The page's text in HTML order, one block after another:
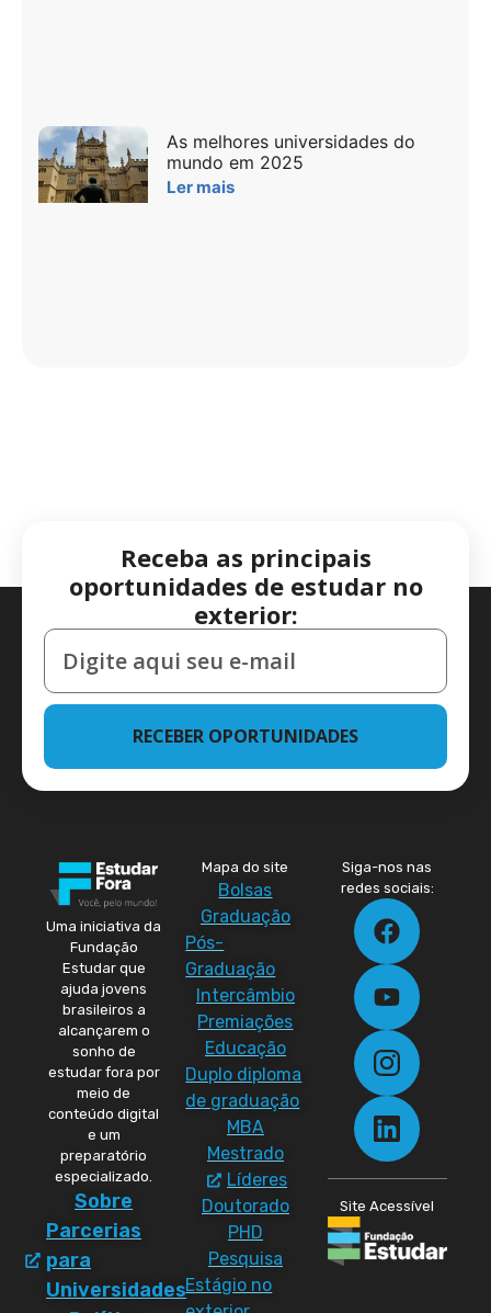
As melhores universidades do
mundo em 2025
Ler mais
Receba as principais
oportunidades de estudar no
exterior:
RECEBER OPORTUNIDADES
Uma iniciativa da
Fundação
Estudar que
ajuda jovens
brasileiros a
alcançarem o
sonho de
estudar fora por
meio de
conteúdo digital
e um
preparatório
especializado.
Sobre
Parcerias
para
Universidades
Mapa do site
Bolsas
Graduação
Pós-
Graduação
Intercâmbio
Premiações
Educação
Duplo diploma
de graduação
MBA
Mestrado
Líderes
Doutorado
PHD
Pesquisa
Estágio no
Siga-nos nas
redes sociais:
Site Acessível